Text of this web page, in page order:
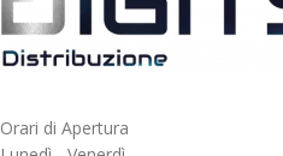
Orari di Apertura